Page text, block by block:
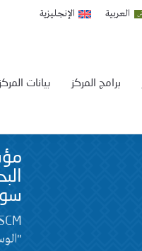
العربية الإنجليزية
بيانات المركز برامج المركز